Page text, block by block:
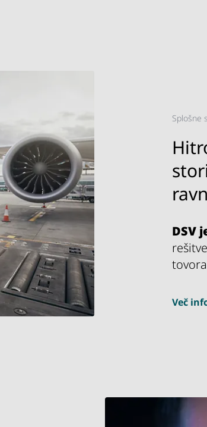
Splošne
DSV
Več